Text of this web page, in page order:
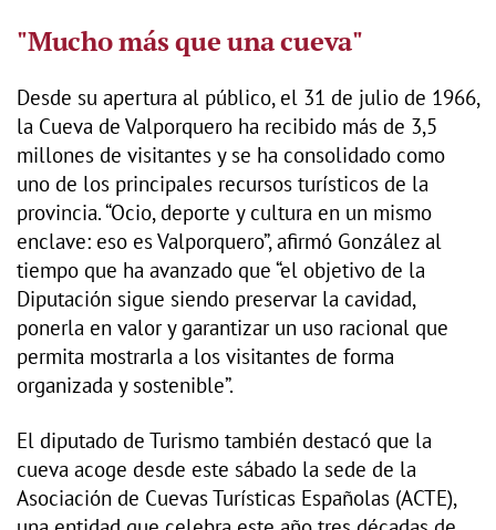
"Mucho más que una cueva"
Desde su apertura al público, el 31 de julio de 1966,
la Cueva de Valporquero ha recibido más de 3,5
millones de visitantes y se ha consolidado como
uno de los principales recursos turísticos de la
provincia. “Ocio, deporte y cultura en un mismo
enclave: eso es Valporquero”, afirmó González al
tiempo que ha avanzado que “el objetivo de la
Diputación sigue siendo preservar la cavidad,
ponerla en valor y garantizar un uso racional que
permita mostrarla a los visitantes de forma
organizada y sostenible”.
El diputado de Turismo también destacó que la
cueva acoge desde este sábado la sede de la
Asociación de Cuevas Turísticas Españolas (ACTE),